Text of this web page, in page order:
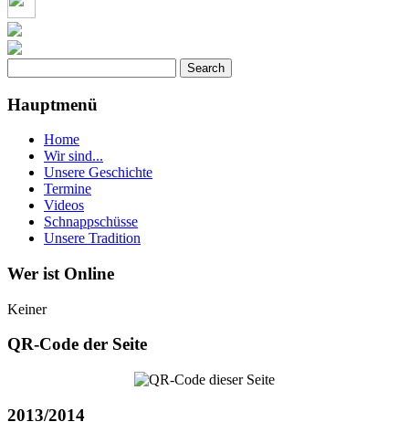
Hauptmenü
Home
Wir sind...
Unsere Geschichte
Termine
Videos
Schnappschüsse
Unsere Tradition
Wer ist Online
Keiner
QR-Code der Seite
2013/2014